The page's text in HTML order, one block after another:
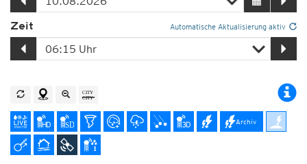
Zeit Automatische Aktualisierung aktiv
Archiv